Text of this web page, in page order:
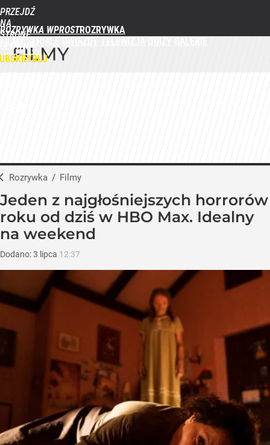
PRZEJDŹ
NA
STRONĘ
GŁÓWNĄ
WPROST.PL
ROZRYWKA WPROST
FILMY
Rozrywka / Filmy
Jeden z najgłośniejszych horrorów
roku od dziś w HBO Max. Idealny
na weekend
Dodano:3 lipca 12:37